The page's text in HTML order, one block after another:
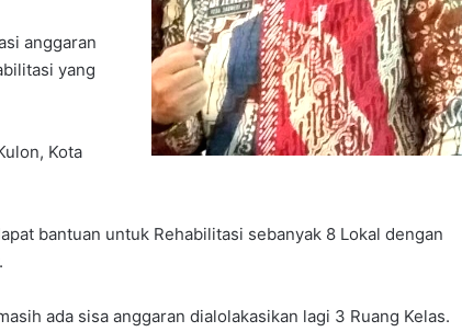
anggaran
yang
Kota
bantuan untuk Rehabilitasi sebanyak 8 Lokal dengan
ada sisa anggaran dialolakasikan lagi 3 Ruang Kelas.